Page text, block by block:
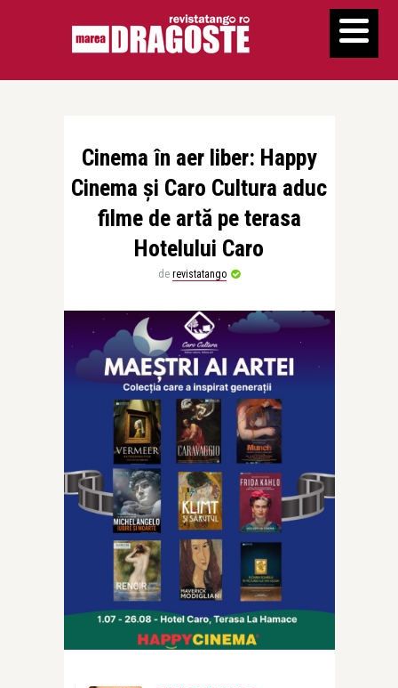
Cinema în aer liber: Happy
Cinema și Caro Cultura aduc
filme de artă pe terasa
Hotelului Caro
de revistatango